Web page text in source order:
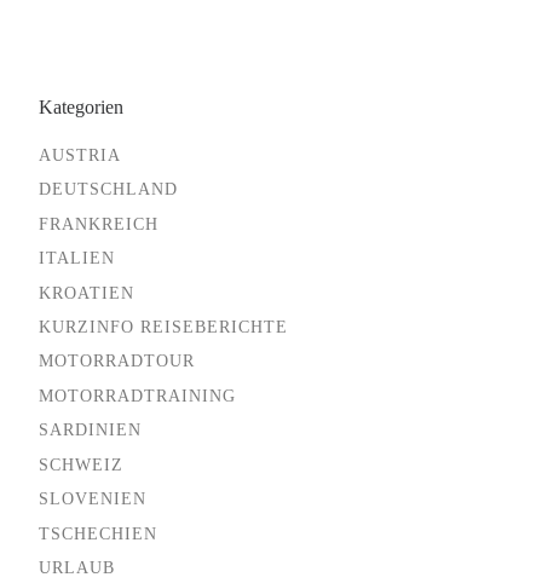
Kategorien
AUSTRIA
DEUTSCHLAND
FRANKREICH
ITALIEN
KROATIEN
KURZINFO REISEBERICHTE
MOTORRADTOUR
MOTORRADTRAINING
SARDINIEN
SCHWEIZ
SLOVENIEN
TSCHECHIEN
URLAUB